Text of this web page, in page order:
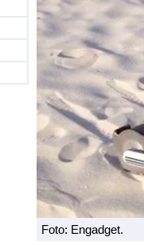
Foto: Engadget.